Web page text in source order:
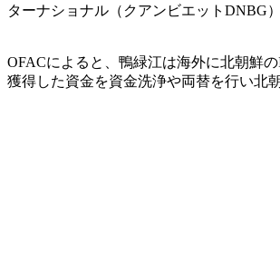
ターナショナル（クアンビエットDNBG
OFACによると、鴨緑江は海外に北朝鮮
獲得した資金を資金洗浄や両替を行い北